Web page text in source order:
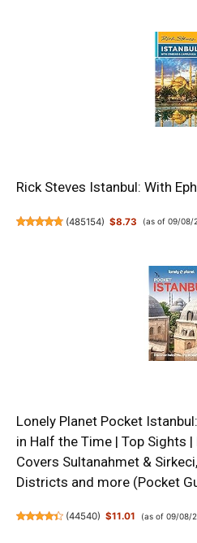
Rick Steves Istanbul: With
(485154) $8.73 (as of 09/08/
Lonely Planet Pocket
in Half the Time | Top Sights
Covers Sultanahmet &
Districts and more (Pocket
(44540) $11.01 (as of 09/08/